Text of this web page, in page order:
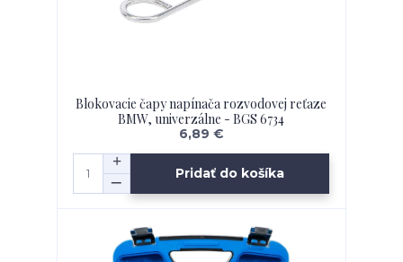
Blokovacie čapy napínača rozvodovej reťaze
BMW, univerzálne - BGS 6734
6,89 €
Pridať do košíka